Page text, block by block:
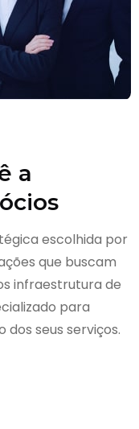
a
escolhida por
que buscam
infraestrutura de
para
seus serviços.